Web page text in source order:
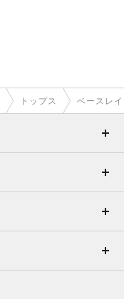
トップス ベースレ